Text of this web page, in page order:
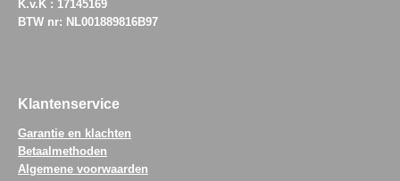
K.v.K : 17145169
BTW nr: NL001889816B97
Klantenservice
Garantie en klachten
Betaalmethoden
Algemene voorwaarden